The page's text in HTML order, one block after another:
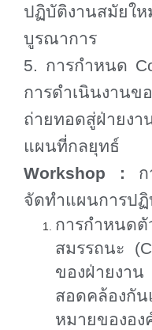
ปฏิบัติงานสมัย
บูรณาการ
5. การกำหนด
การดำเนินงา
ถ่ายทอดสู่ฝ่ายง
แผนที่กลยุทธ์
Workshop :
จัดทำแผนการป
การกำหน
สมรรถนะ (
ของฝ่ายง
สอดคล้องกัน
หมายขององ